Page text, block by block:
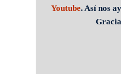
Youtube. Así nos